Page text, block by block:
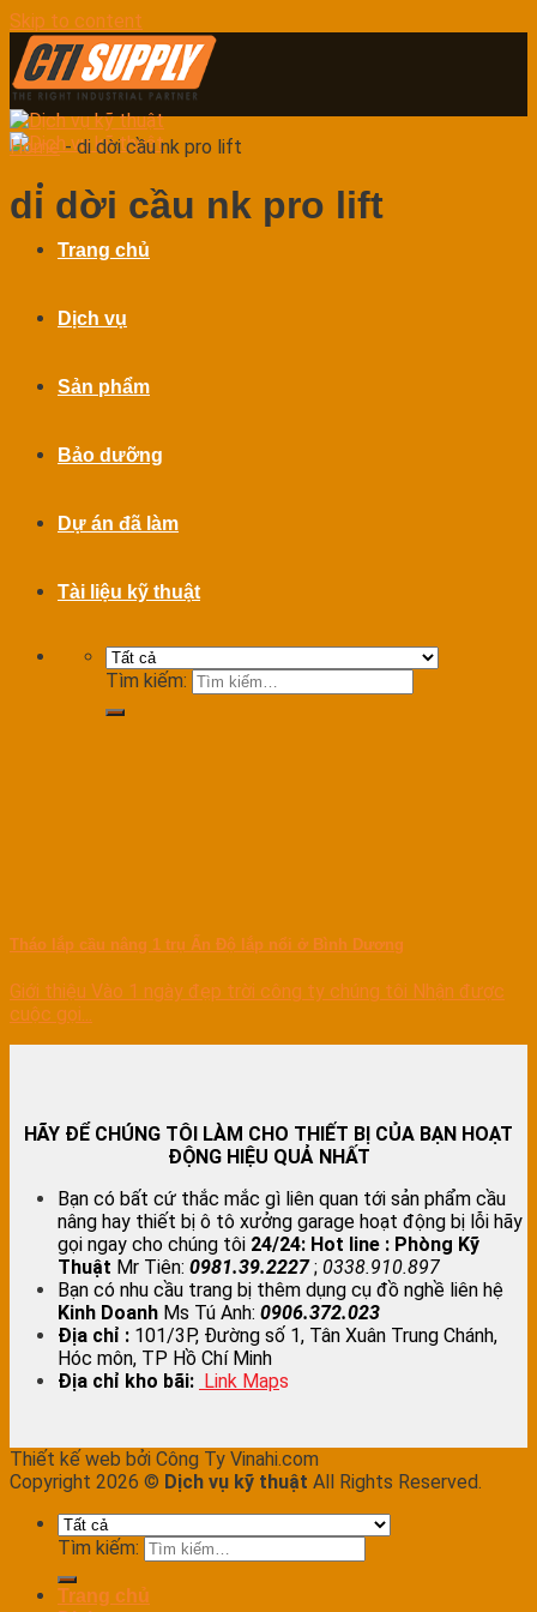
Skip to content
Trang chủ
Dịch vụ
Sản phẩm
Bảo dưỡng
Dự án đã làm
Tài liệu kỹ thuật
Tìm kiếm:
Home-di dời cầu nk pro lift
di dời cầu nk pro lift
Tháo lắp cầu nâng 1 trụ Ấn Độ lắp nổi ở Bình Dương
Giới thiệu Vào 1 ngày đẹp trời công ty chúng tôi Nhận được
cuộc gọi...
HÃY ĐỂ CHÚNG TÔI LÀM CHO THIẾT BỊ CỦA BẠN HOẠT
ĐỘNG HIỆU QUẢ NHẤT
Bạn có bất cứ thắc mắc gì liên quan tới sản phẩm cầu
nâng hay thiết bị ô tô xưởng garage hoạt động bị lỗi hãy
gọi ngay cho chúng tôi 24/24: Hot line : Phòng Kỹ
Thuật Mr Tiên: 0981.39.2227; 0338.910.897
Bạn có nhu cầu trang bị thêm dụng cụ đồ nghề liên hệ
Kinh Doanh Ms Tú Anh: 0906.372.023
Địa chỉ : 101/3P, Đường số 1, Tân Xuân Trung Chánh,
Hóc môn, TP Hồ Chí Minh
Địa chỉ kho bãi: Link Maps
Thiết kế web bởi Công Ty Vinahi.com
Copyright 2026 © Dịch vụ kỹ thuật All Rights Reserved.
Tìm kiếm:
Trang chủ